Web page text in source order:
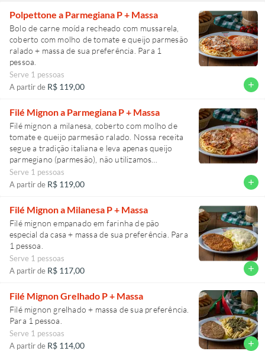
Polpettone a Parmegiana P + Massa
Bolo de carne moída recheado com mussarela,
coberto com molho de tomate e queijo parmesão
ralado + massa de sua preferência. Para 1
pessoa.
Serve 1 pessoas
A partir de R$ 119,00 add
Filé Mignon a Parmegiana P + Massa
Filé mignon a milanesa, coberto com molho de
tomate e queijo parmesão ralado. Nossa receita
segue a tradição italiana e leva apenas queijo
parmegiano (parmesão), não utilizamos
mussarela + massa de sua preferência. Para 1
pessoa.
Serve 1 pessoas
A partir de R$ 119,00 add
Filé Mignon a Milanesa P + Massa
Filé mignon empanado em farinha de pão
especial da casa + massa de sua preferência. Para
1 pessoa.
Serve 1 pessoas
A partir de R$ 117,00 add
Filé Mignon Grelhado P + Massa
Filé mignon grelhado + massa de sua preferência.
Para 1 pessoa.
Serve 1 pessoas
A partir de R$ 114,00 add